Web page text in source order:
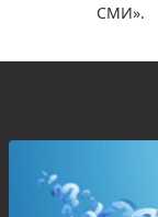
СМИ».